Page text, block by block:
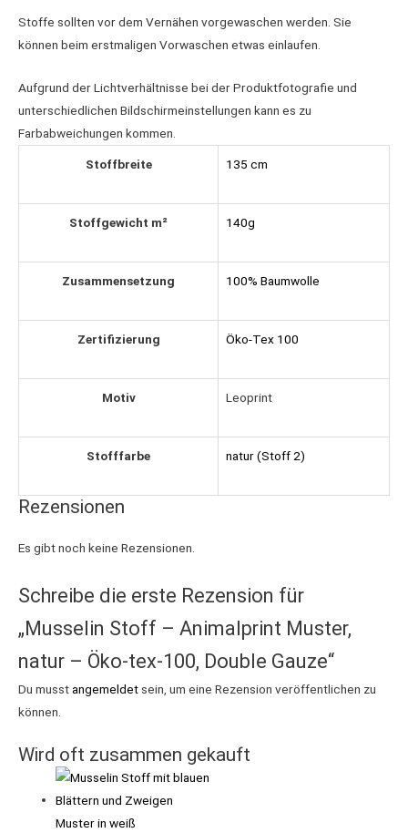
Stoffe sollten vor dem Vernähen vorgewaschen werden. Sie
können beim erstmaligen Vorwaschen etwas einlaufen.
Aufgrund der Lichtverhältnisse bei der Produktfotografie und
unterschiedlichen Bildschirmeinstellungen kann es zu
Farbabweichungen kommen.
Stoffbreite 135 cm
Stoffgewicht m² 140g
Zusammensetzung 100% Baumwolle
Zertifizierung Öko-Tex 100
Motiv Leoprint
Stofffarbe natur (Stoff 2)
Rezensionen
Es gibt noch keine Rezensionen.
Schreibe die erste Rezension für
„Musselin Stoff – Animalprint Muster,
natur – Öko-tex-100, Double Gauze“
Du musstangemeldet sein, um eine Rezension veröffentlichen zu
können.
Wird oft zusammen gekauft